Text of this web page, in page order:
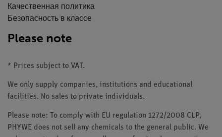
Качественная политика
Безопасность в классе
Please note
* Prices subject to VAT.
We only supply companies, institutions and educational
facilities. No sales to private individuals.
Please note: To comply with EU regulation 1272/2008 CLP,
PHYWE does not sell any chemicals to the general public. We